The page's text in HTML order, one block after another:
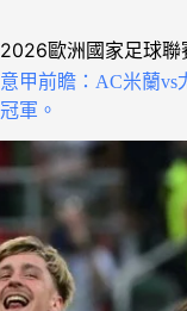
2026歐洲國家足球聯
意甲前瞻：AC米蘭vs
冠軍。